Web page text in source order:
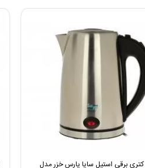
کتری برقی استیل سایا پارس خزر مدل